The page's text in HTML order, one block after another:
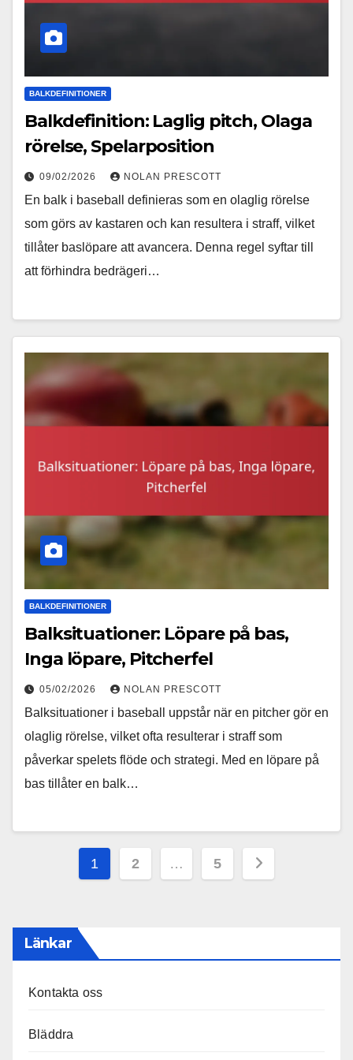
BALKDEFINITIONER
Balkdefinition: Laglig pitch, Olaga
rörelse, Spelarposition
09/02/2026 NOLAN PRESCOTT
En balk i baseball definieras som en olaglig rörelse
som görs av kastaren och kan resultera i straff, vilket
tillåter baslöpare att avancera. Denna regel syftar till
att förhindra bedrägeri…
BALKDEFINITIONER
Balksituationer: Löpare på bas,
Inga löpare, Pitcherfel
05/02/2026 NOLAN PRESCOTT
Balksituationer i baseball uppstår när en pitcher gör en
olaglig rörelse, vilket ofta resulterar i straff som
påverkar spelets flöde och strategi. Med en löpare på
bas tillåter en balk…
Posts
1 2 … 5
Länkar
Kontakta oss
Bläddra